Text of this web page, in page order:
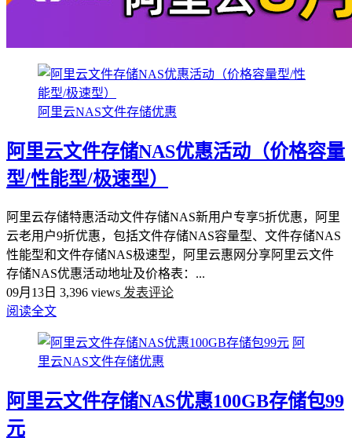
阿里云NAS文件存储优惠
阿里云文件存储NAS优惠活动（价格容量
型/性能型/极速型）
阿里云存储特惠活动文件存储NAS新用户专享5折优惠，阿里
云老用户9折优惠，包括文件存储NAS容量型、文件存储NAS
性能型和文件存储NAS极速型，阿里云惠网分享阿里云文件
存储NAS优惠活动地址及价格表：...
09月13日 3,396 views 发表评论
阅读全文
阿
里云NAS文件存储优惠
阿里云文件存储NAS优惠100GB存储包99
元